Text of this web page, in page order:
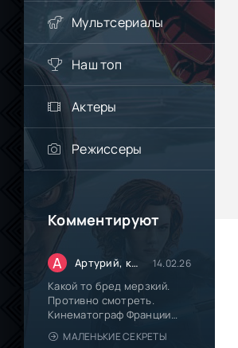
Мультсериалы
Наш топ
Актеры
Режиссеры
Комментируют
А Артурий, кинокритик из Паттайи. 14.02.26
Какой то бред мерзкий.
Противно смотреть.
Кинематограф Франции
окончательно
МАЛЕНЬКИЕ СЕКРЕТЫ